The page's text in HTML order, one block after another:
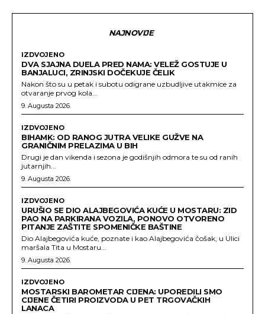
NAJNOVIJE
IZDVOJENO
DVA SJAJNA DUELA PRED NAMA: VELEŽ GOSTUJE U
BANJALUCI, ZRINJSKI DOČEKUJE ČELIK
Nakon što su u petak i subotu odigrane uzbudljive utakmice za
otvaranje prvog kola...
9. Augusta 2026.
IZDVOJENO
BIHAMK: OD RANOG JUTRA VELIKE GUŽVE NA
GRANIČNIM PRELAZIMA U BIH
Drugi je dan vikenda i sezona je godišnjih odmora te su od ranih
jutarnjih...
9. Augusta 2026.
IZDVOJENO
URUŠIO SE DIO ALAJBEGOVIĆA KUĆE U MOSTARU: ZID
PAO NA PARKIRANA VOZILA, PONOVO OTVORENO
PITANJE ZAŠTITE SPOMENIČKE BAŠTINE
Dio Alajbegovića kuće, poznate i kao Alajbegovića čošak, u Ulici
maršala Tita u Mostaru...
9. Augusta 2026.
IZDVOJENO
MOSTARSKI BAROMETAR CIJENA: UPOREDILI SMO
CIJENE ČETIRI PROIZVODA U PET TRGOVAČKIH
LANACA